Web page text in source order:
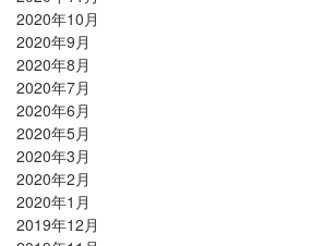
2020年10月
2020年9月
2020年8月
2020年7月
2020年6月
2020年5月
2020年3月
2020年2月
2020年1月
2019年12月